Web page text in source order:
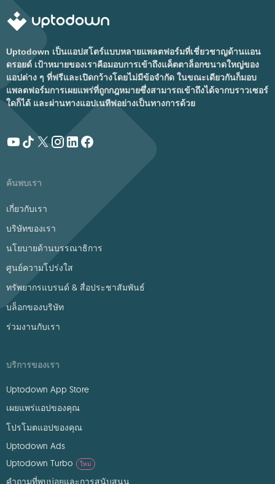
Uptodown เป็นแอปสโตร์แบบหลายแพลตฟอร์มที่เชี่ยวชาญด้านแอน
ดรอยด์ เป้าหมายของเราคือมอบการเข้าถึงแค็ตตาล็อกขนาดใหญ่ของ
แอปต่าง ๆ ที่ฟรีและเปิดกว้างโดยไม่มีข้อจำกัด ในขณะเดียวกันก็มอบ
แพลตฟอร์มการเผยแพร่ที่ถูกกฎหมายซึ่งสามารถเข้าถึงได้จากบราวเซอร์
ใดก็ได้ และผ่านทางแอปเนทีฟอย่างเป็นทางการด้วย
ค้นพบเรา
เกี่ยวกับเรา
บริษัทของเรา
นโยบายด้านบรรณาธิการ
ศูนย์ความโปร่งใส
ทรัพยากรแบรนด์ & สื่อประชาสัมพันธ์
บล็อกของบริษัท
ร่วมงานกับเรา
บริการของเรา
Uptodown App Store
เผยแพร่แอปของคุณ
โปรโมตแอปของคุณ
Uptodown Ads
Uptodown Turbo
ใหม่
คำถามที่พบบ่อยและการสนับสนุน